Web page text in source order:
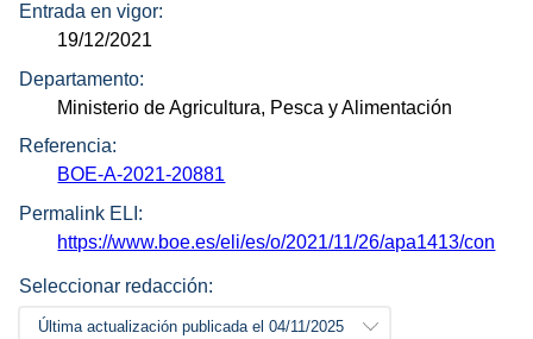
Entrada en vigor:
19/12/2021
Departamento:
Ministerio de Agricultura, Pesca y Alimentación
Referencia:
BOE-A-2021-20881
Permalink ELI:
https://www.boe.es/eli/es/o/2021/11/26/apa1413/con
Seleccionar redacción:
Última actualización publicada el 04/11/2025